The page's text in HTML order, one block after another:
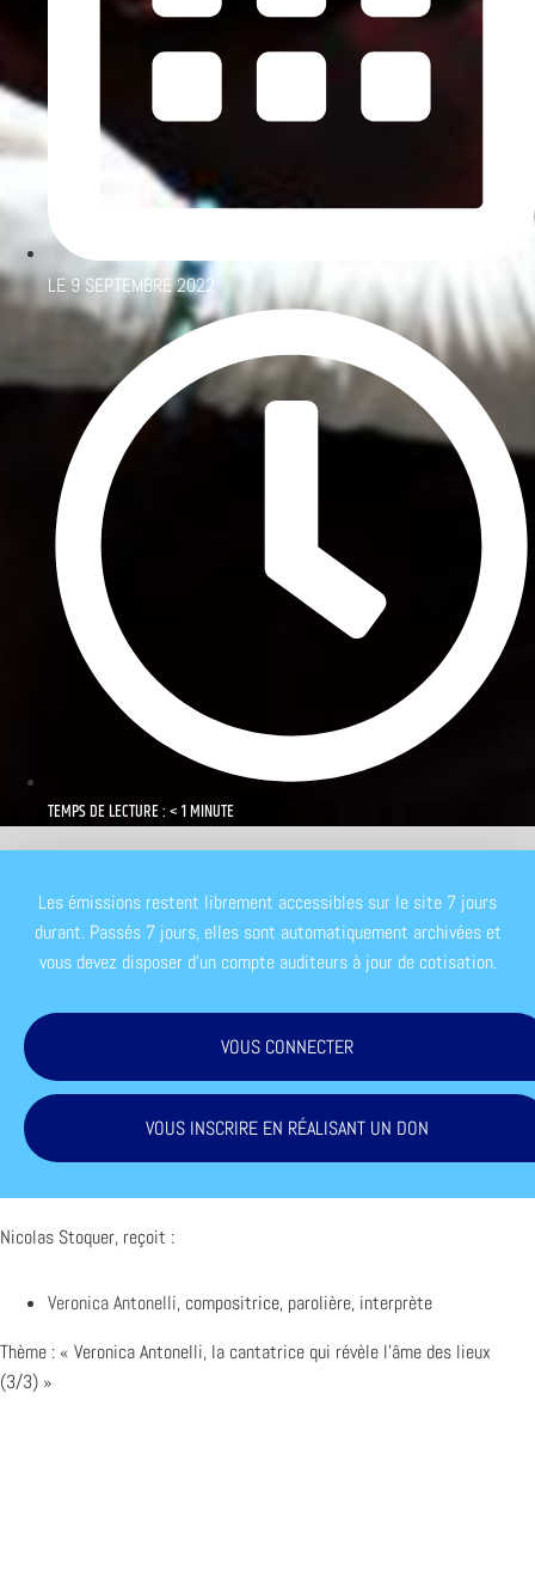
LE9 SEPTEMBRE 2022
TEMPS DE LECTURE : < 1 MINUTE
Les émissions restent librement accessibles sur le site 7 jours
durant. Passés 7 jours, elles sont automatiquement archivées et
vous devez disposer d'un compte auditeurs à jour de cotisation.
VOUS CONNECTER
VOUS INSCRIRE EN RÉALISANT UN DON
Nicolas Stoquer, reçoit :
Veronica Antonelli, compositrice, parolière, interprète
Thème : « Veronica Antonelli, la cantatrice qui révèle l’âme des lieux
(3/3) »